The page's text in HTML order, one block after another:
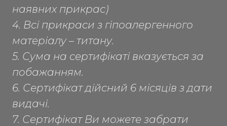
наявних прикрас)
4. Всі прикраси з гіпоалергенного
матеріалу – титану.
5. Сума на сертифікаті вказується за
побажанням.
6. Сертифікат дійсний 6 місяців з дати
видачі.
7. Сертифікат Ви можете забрати